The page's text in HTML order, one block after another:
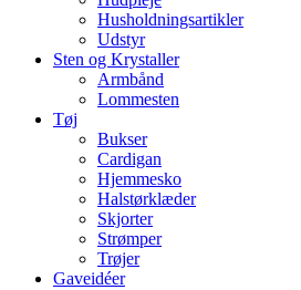
Husholdningsartikler
Udstyr
Sten og Krystaller
Armbånd
Lommesten
Tøj
Bukser
Cardigan
Hjemmesko
Halstørklæder
Skjorter
Strømper
Trøjer
Gaveidéer